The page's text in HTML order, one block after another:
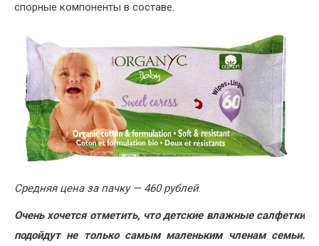
спорные компоненты в составе.
Средняя цена за пачку — 460 рублей.
Очень хочется отметить, что детские влажные салфетки
подойдут не только самым маленьким членам семьи.